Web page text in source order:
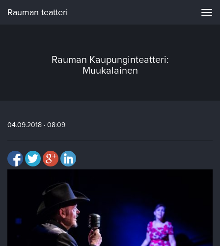
Rauman teatteri
Rauman Kaupunginteatteri:
Muukalainen
04.09.2018 · 08:09